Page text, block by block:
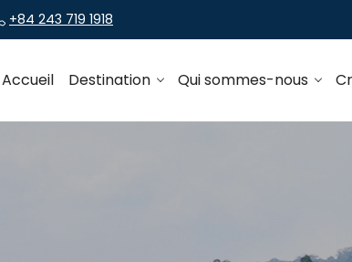
+84 243 719 1918
Accueil Destination Qui sommes-nous